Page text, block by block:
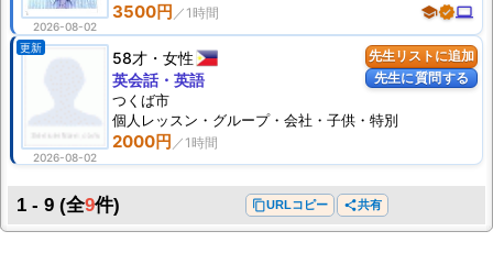
2026-08-02
3500円 schoolverifiedcomputer
先生リストに追加
先生に質問する
更新
2026-08-02
58才 女性
2000円
英会話・英語
つくば市
個人 レッスン ・グループ・会社・子供・特別
1 - 9 (全9件) content_copyURLコピー share共有